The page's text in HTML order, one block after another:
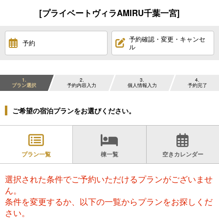
[プライベートヴィラAMIRU千葉一宮]
予約
予約確認・変更・キャンセ
ル
1
プラン選択
2
予約内容入力
3
個人情報入力
4
予約完了
ご希望の宿泊プランをお選びください。
プラン一覧 棟一覧 空きカレンダー
選択された条件でご予約いただけるプランがございませ
ん。
条件を変更するか、以下の一覧からプランをお探しくだ
さい。